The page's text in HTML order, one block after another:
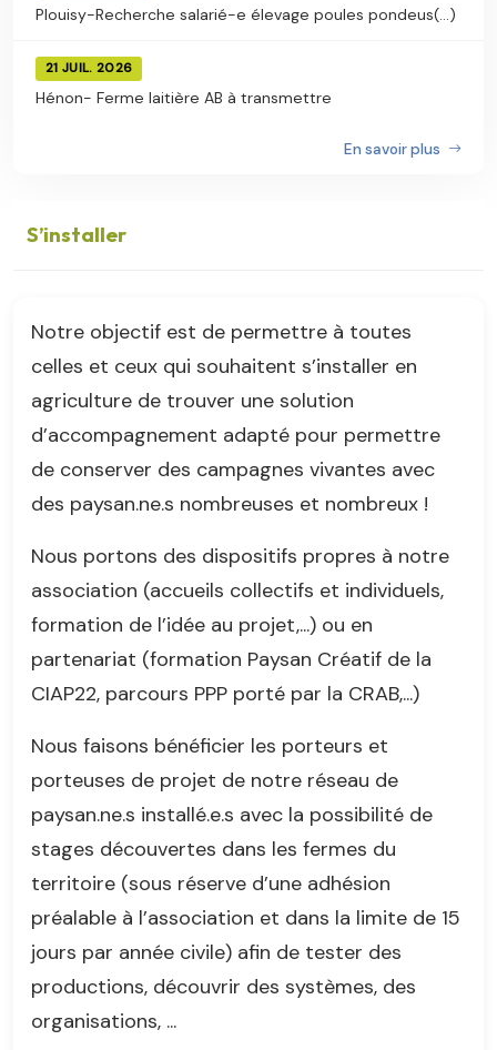
Plouisy-Recherche salarié-e élevage poules pondeus(...)
21 JUIL. 2026
Hénon- Ferme laitière AB à transmettre
En savoir plus
S’installer
Notre objectif est de permettre à toutes
celles et ceux qui souhaitent s’installer en
agriculture de trouver une solution
d’accompagnement adapté pour permettre
de conserver des campagnes vivantes avec
des paysan.ne.s nombreuses et nombreux !
Nous portons des dispositifs propres à notre
association (accueils collectifs et individuels,
formation de l’idée au projet,...) ou en
partenariat (formation Paysan Créatif de la
CIAP22, parcours PPP porté par la CRAB,...)
Nous faisons bénéficier les porteurs et
porteuses de projet de notre réseau de
paysan.ne.s installé.e.s avec la possibilité de
stages découvertes dans les fermes du
territoire (sous réserve d’une adhésion
préalable à l’association et dans la limite de 15
jours par année civile) afin de tester des
productions, découvrir des systèmes, des
organisations, ...